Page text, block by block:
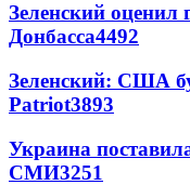
Зеленский
Донбасса4492
Зеленский: США
Patriot3893
Украина
СМИ3251